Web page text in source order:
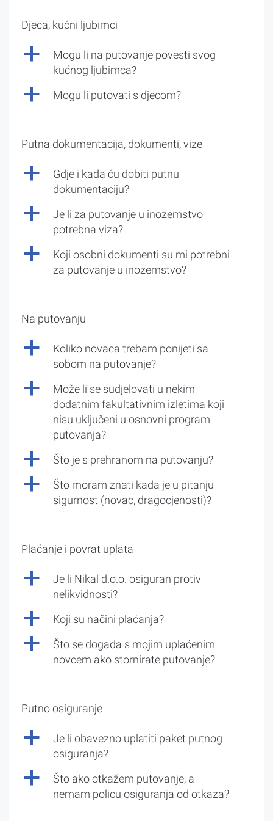
Djeca, kućni ljubimci
a
Mogu li na putovanje povesti svog
kućnog ljubimca?
a Mogu li putovati s djecom?
Putna dokumentacija, dokumenti, vize
a
Gdje i kada ću dobiti putnu
dokumentaciju?
a
Je li za putovanje u inozemstvo
potrebna viza?
a
Koji osobni dokumenti su mi potrebni
za putovanje u inozemstvo?
Na putovanju
a
Koliko novaca trebam ponijeti sa
sobom na putovanje?
a
Može li se sudjelovati u nekim
dodatnim fakultativnim izletima koji
nisu uključeni u osnovni program
putovanja?
a Što je s prehranom na putovanju?
a
Što moram znati kada je u pitanju
sigurnost (novac, dragocjenosti)?
Plaćanje i povrat uplata
a
Je li Nikal d.o.o. osiguran protiv
nelikvidnosti?
a Koji su načini plaćanja?
a
Što se događa s mojim uplaćenim
novcem ako stornirate putovanje?
Putno osiguranje
a
Je li obavezno uplatiti paket putnog
osiguranja?
a
Što ako otkažem putovanje, a
nemam policu osiguranja od otkaza?